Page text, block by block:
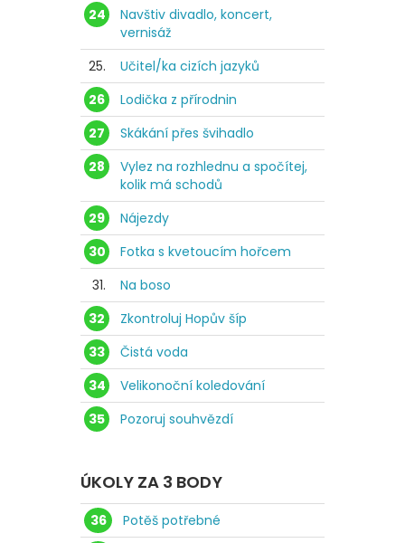
24
Navštiv divadlo, koncert,
vernisáž
25.
Učitel/ka cizích jazyků
26
Lodička z přírodnin
27
Skákání přes švihadlo
28
Vylez na rozhlednu a spočítej,
kolik má schodů
29
Nájezdy
30
Fotka s kvetoucím hořcem
31.
Na boso
32
Zkontroluj Hopův šíp
33
Čistá voda
34
Velikonoční koledování
35
Pozoruj souhvězdí
ÚKOLY ZA 3 BODY
36
Potěš potřebné